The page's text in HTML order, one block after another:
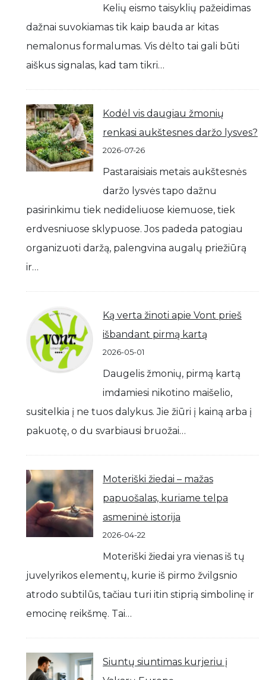
Kelių eismo taisyklių pažeidimas
dažnai suvokiamas tik kaip bauda ar kitas
nemalonus formalumas. Vis dėlto tai gali būti
aiškus signalas, kad tam tikri…
Kodėl vis daugiau žmonių
renkasi aukštesnes daržo lysves?
2026-07-26
Pastaraisiais metais aukštesnės
daržo lysvės tapo dažnu
pasirinkimu tiek nedideliuose kiemuose, tiek
erdvesniuose sklypuose. Jos padeda patogiau
organizuoti daržą, palengvina augalų priežiūrą
ir…
Ką verta žinoti apie Vont prieš
išbandant pirmą kartą
2026-05-01
Daugelis žmonių, pirmą kartą
imdamiesi nikotino maišelio,
susitelkia į ne tuos dalykus. Jie žiūri į kainą arba į
pakuotę, o du svarbiausi bruožai…
Moteriški žiedai – mažas
papuošalas, kuriame telpa
asmeninė istorija
2026-04-22
Moteriški žiedai yra vienas iš tų
juvelyrikos elementų, kurie iš pirmo žvilgsnio
atrodo subtilūs, tačiau turi itin stiprią simbolinę ir
emocinę reikšmę. Tai…
Siuntų siuntimas kurjeriu į